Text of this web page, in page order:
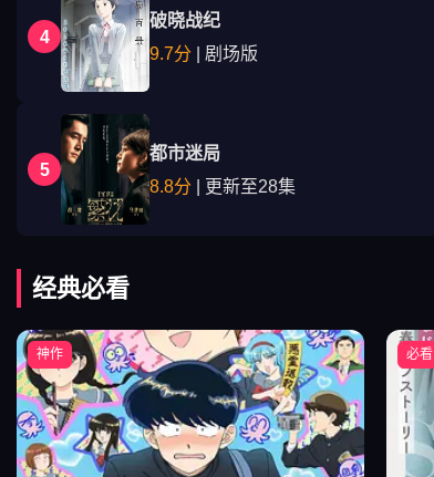
4
破晓战纪
9.7分
| 剧场版
5
都市迷局
8.8分
| 更新至28集
经典必看
神作 必看